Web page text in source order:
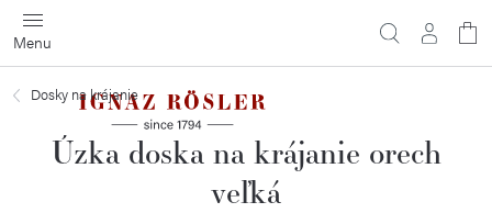
Prejsť
na
obsah
Dosky na krájanie
Úzka doska na krájanie orech
veľká